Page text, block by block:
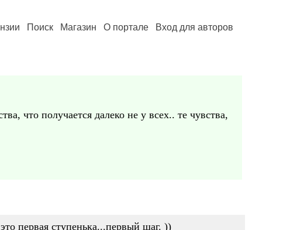
Поиск Магазин О портале Вход для авторов
что получается далеко не у всех.. те чувства,
первая ступенька...первый шаг. ))